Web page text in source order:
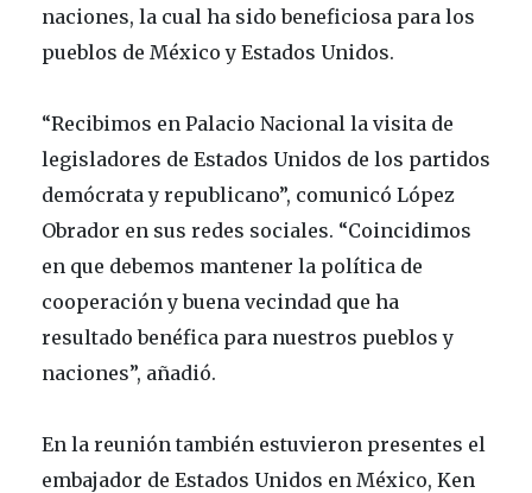
naciones, la cual ha sido beneficiosa para los
pueblos de México y Estados Unidos.
“Recibimos en Palacio Nacional la visita de
legisladores de Estados Unidos de los partidos
demócrata y republicano”, comunicó López
Obrador en sus redes sociales. “Coincidimos
en que debemos mantener la política de
cooperación y buena vecindad que ha
resultado benéfica para nuestros pueblos y
naciones”, añadió.
En la reunión también estuvieron presentes el
embajador de Estados Unidos en México, Ken